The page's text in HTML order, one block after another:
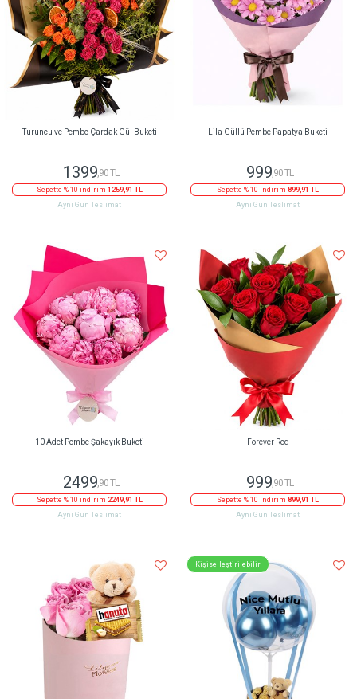
Turuncu ve Pembe Çardak Gül Buketi
1399,90 TL
Sepette % 10 indirim 1259,91 TL
Aynı Gün Teslimat
Lila Güllü Pembe Papatya Buketi
999,90 TL
Sepette % 10 indirim 899,91 TL
Aynı Gün Teslimat
10 Adet Pembe Şakayık Buketi
2499 ,90 TL
Sepette % 10 indirim 2249,91 TL
Aynı Gün Teslimat
Forever Red
999,90 TL
Sepette % 10 indirim 899,91 TL
Aynı Gün Teslimat
Kişiselleştirilebilir